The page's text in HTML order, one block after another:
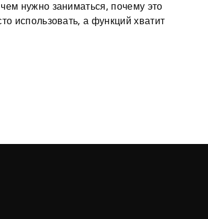
нужно заниматься, почему это
использовать, а функций хватит